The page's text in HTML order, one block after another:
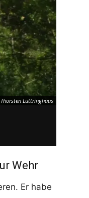
Lüttringhaus
Wehr
Er habe